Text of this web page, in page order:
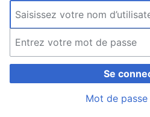
Se
Mot de passe